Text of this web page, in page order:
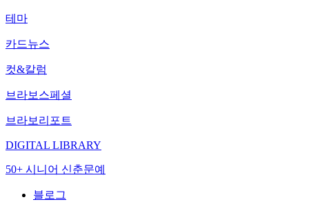
테마
카드뉴스
컷&칼럼
브라보스페셜
브라보리포트
DIGITAL LIBRARY
50+ 시니어 신춘문예
블로그